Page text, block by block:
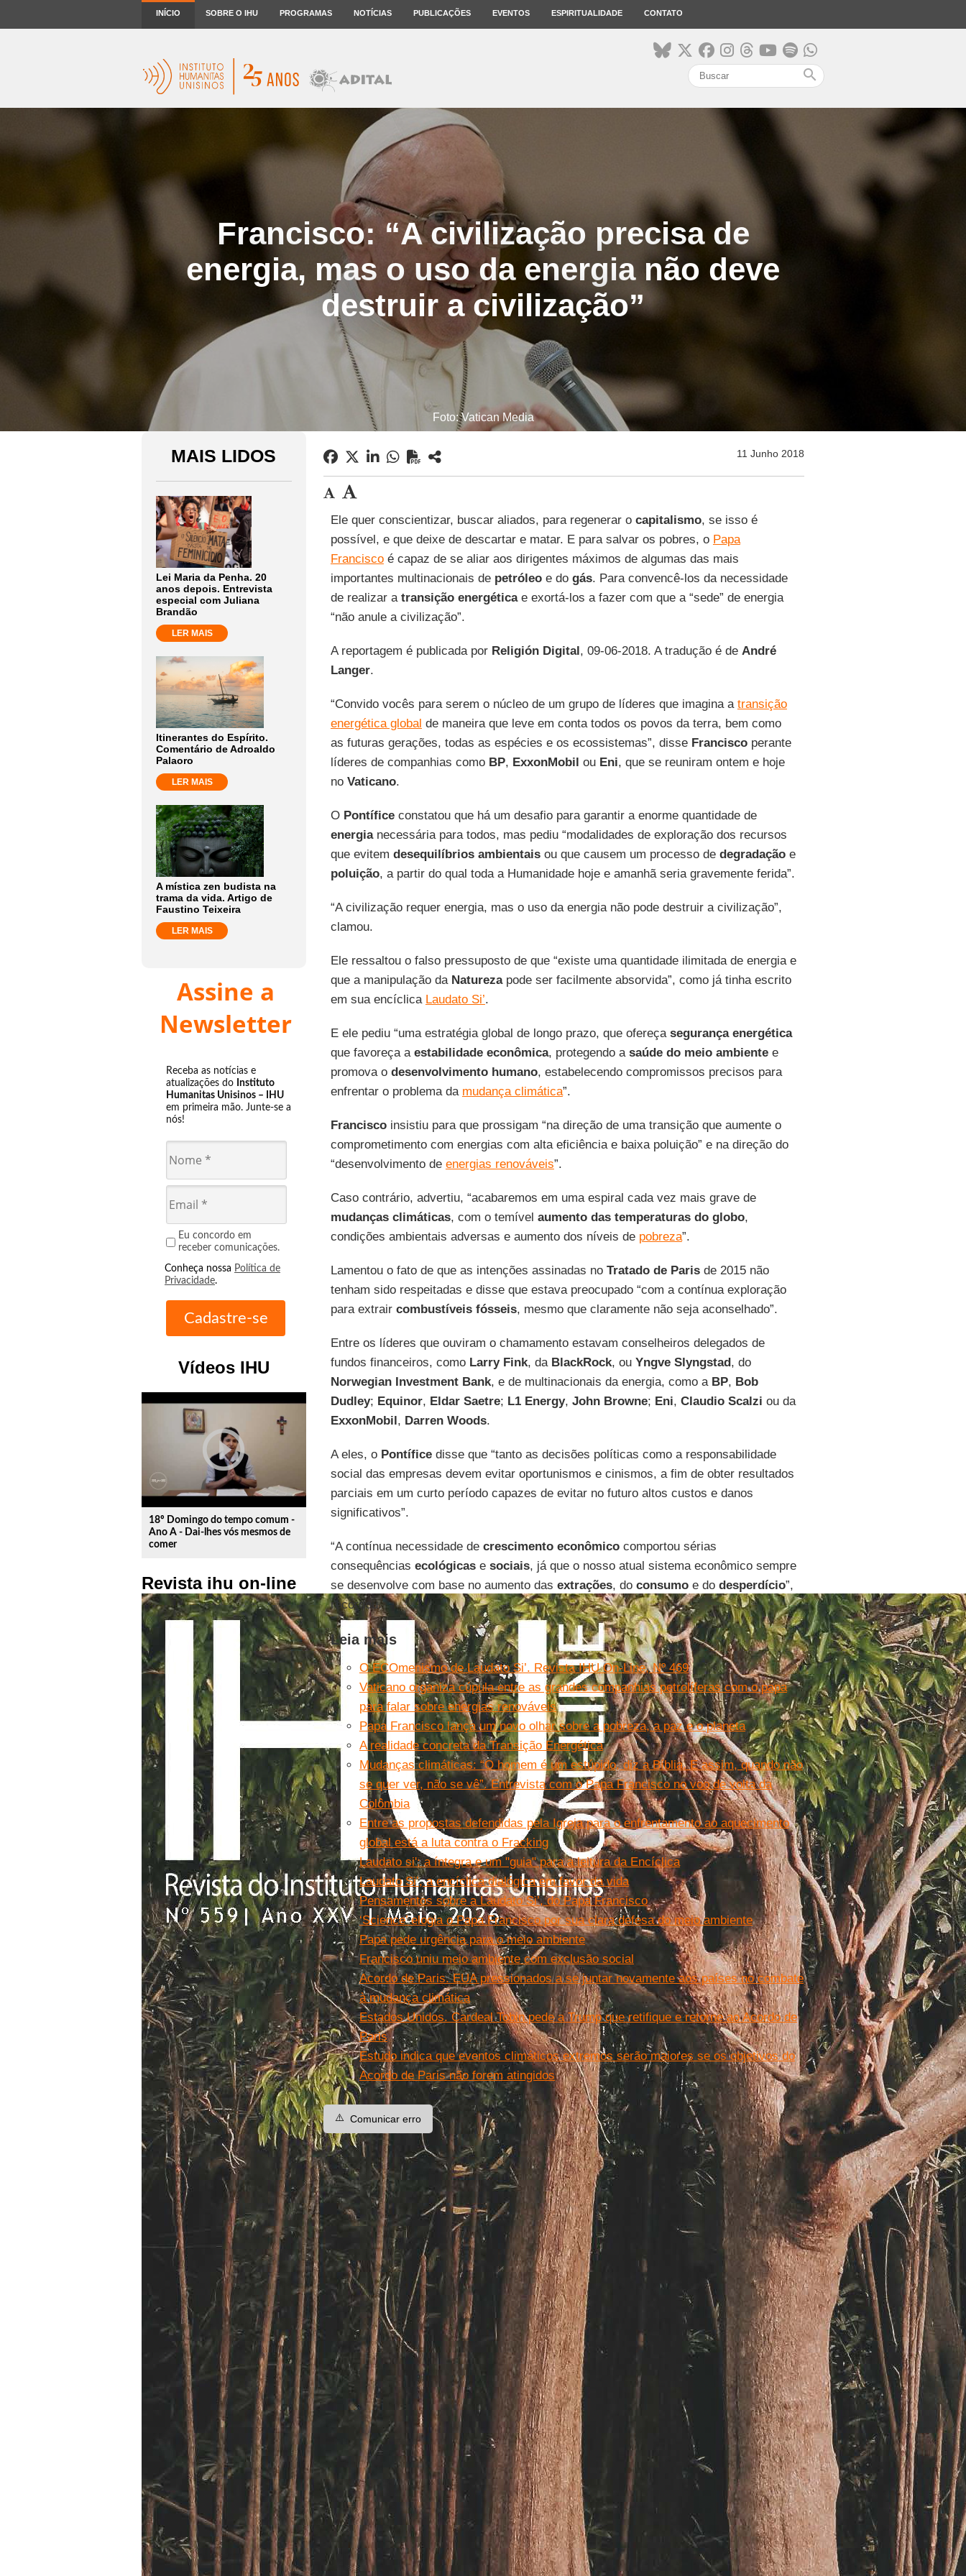
INÍCIO SOBRE O IHU PROGRAMAS NOTÍCIAS PUBLICAÇÕES EVENTOS ESPIRITUALIDADE CONTATO
search
Francisco: “A civilização precisa de
energia, mas o uso da energia não deve
destruir a civilização”
Foto: Vatican Media
MAIS LIDOS
Lei Maria da Penha. 20
anos depois. Entrevista
especial com Juliana
Brandão
LER MAIS
Itinerantes do Espírito.
Comentário de Adroaldo
Palaoro
LER MAIS
A mística zen budista na
trama da vida. Artigo de
Faustino Teixeira
LER MAIS
Assine a
Newsletter
Receba as notícias e
atualizações do Instituto
Humanitas Unisinos – IHU
em primeira mão. Junte-se a
nós!
Eu concordo em
receber comunicações.
Conheça nossa Política de
Privacidade.
Vídeos IHU
play_circle_outline
18º Domingo do tempo comum -
Ano A - Dai-lhes vós mesmos de
comer
Revista ihu on-line
11 Junho 2018
Ele quer conscientizar, buscar aliados, para regenerar o capitalismo, se isso é
possível, e que deixe de descartar e matar. E para salvar os pobres, o Papa
Franciscoé capaz de se aliar aos dirigentes máximos de algumas das mais
importantes multinacionais de petróleo e dogás. Para convencê-los da necessidade
de realizar a transição energéticae exortá-los a fazer com que a “sede” de energia
“não anule a civilização”.
A reportagem é publicada por Religión Digital, 09-06-2018. A tradução é de André
Langer.
“Convido vocês para serem o núcleo de um grupo de líderes que imagina a transição
energética global de maneira que leve em conta todos os povos da terra, bem como
as futuras gerações, todas as espécies e os ecossistemas”, disse Franciscoperante
líderes de companhias como BP, ExxonMobil ou Eni, que se reuniram ontem e hoje
no Vaticano.
O Pontíficeconstatou que há um desafio para garantir a enorme quantidade de
energianecessária para todos, mas pediu “modalidades de exploração dos recursos
que evitem desequilíbrios ambientaisou que causem um processo de degradação e
poluição, a partir do qual toda a Humanidade hoje e amanhã seria gravemente ferida”.
“A civilização requer energia, mas o uso da energia não pode destruir a civilização”,
clamou.
Ele ressaltou o falso pressuposto de que “existe uma quantidade ilimitada de energia e
que a manipulação da Naturezapode ser facilmente absorvida”, como já tinha escrito
em sua encíclica Laudato Si’.
E ele pediu “uma estratégia global de longo prazo, que ofereça segurança energética
que favoreça a estabilidade econômica, protegendo asaúde do meio ambientee
promova o desenvolvimento humano, estabelecendo compromissos precisos para
enfrentar o problema da mudança climática”.
Franciscoinsistiu para que prossigam “na direção de uma transição que aumente o
comprometimento com energias com alta eficiência e baixa poluição” e na direção do
“desenvolvimento de energias renováveis”.
Caso contrário, advertiu, “acabaremos em uma espiral cada vez mais grave de
mudanças climáticas, com o temível aumento das temperaturas do globo,
condições ambientais adversas e aumento dos níveis de pobreza”.
Lamentou o fato de que as intenções assinadas no Tratado de Parisde 2015 não
tenham sido respeitadas e disse que estava preocupado “com a contínua exploração
para extrair combustíveis fósseis, mesmo que claramente não seja aconselhado”.
Entre os líderes que ouviram o chamamento estavam conselheiros delegados de
fundos financeiros, como Larry Fink, da BlackRock, ou Yngve Slyngstad, do
Norwegian Investment Bank, e de multinacionais da energia, como a BP, Bob
Dudley; Equinor, Eldar Saetre; L1 Energy, John Browne; Eni, Claudio Scalzi ou da
ExxonMobil, Darren Woods.
A eles, o Pontíficedisse que “tanto as decisões políticas como a responsabilidade
social das empresas devem evitar oportunismos e cinismos, a fim de obter resultados
parciais em um curto período capazes de evitar no futuro altos custos e danos
significativos”.
“A contínua necessidade de crescimento econômicocomportou sérias
consequências ecológicas esociais, já que o nosso atual sistema econômico sempre
se desenvolve com base no aumento das extrações, doconsumo e dodesperdício”,
recordou.
Leia mais
O ECOmenismo de Laudato Si’. Revista IHU On-Line, Nº 469
Vaticano organiza cúpula entre as grandes companhias petrolíferas com o papa
para falar sobre energias renováveis
Papa Francisco lança um novo olhar sobre a pobreza, a paz e o planeta
A realidade concreta da Transição Energética
Mudanças climáticas: “O homem é um estúpido, diz a Bíblia. E assim, quando não
se quer ver, não se vê”. Entrevista com o Papa Francisco no voo de volta da
Colômbia
Entre as propostas defendidas pela Igreja para o enfrentamento ao aquecimento
global está a luta contra o Fracking
Laudato si': a íntegra e um "guia" para a leitura da Encíclica
Laudato Si’, a encíclica dialógica em favor da vida
Pensamentos sobre a Laudato Si’, do Papa Francisco
‘Science’ elogia o Papa Francisco por sua clara defesa do meio ambiente
Papa pede urgência para o meio ambiente
Francisco uniu meio ambiente com exclusão social
Acordo de Paris. EUA pressionados a se juntar novamente aos países no combate
à mudança climática
Estados Unidos. Cardeal Tobin pede a Trump que retifique e retorne ao Acordo de
Paris
Estudo indica que eventos climáticos extremos serão maiores se os objetivos do
Acordo de Paris não forem atingidos
⚠️ Comunicar erro